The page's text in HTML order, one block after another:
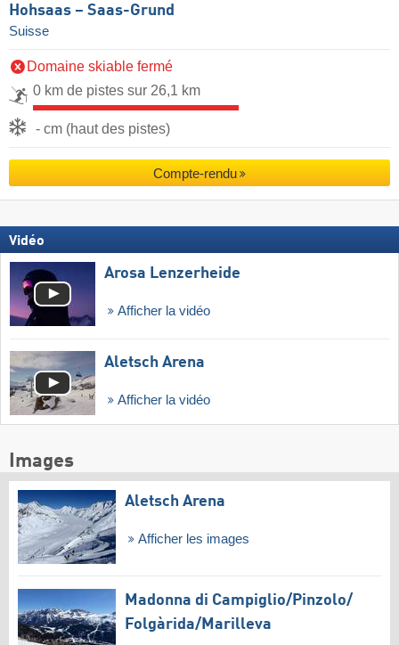
Hohsaas – Saas-Grund
Suisse
Domaine skiable fermé
0 km de pistes sur 26,1 km
- cm (haut des pistes)
Compte-rendu
Vidéo
Arosa Lenzerheide
Afficher la vidéo
Aletsch Arena
Afficher la vidéo
Images
Aletsch Arena
Afficher les images
Madonna di Campiglio/​Pinzolo/​
Folgàrida/​Marilleva